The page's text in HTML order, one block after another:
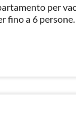
per
fino a 6 persone.